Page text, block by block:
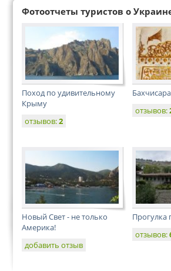
Фотоотчеты туристов о
Поход по удивительному
Крыму
отзывов:2
отзывов:
Новый Свет - не только
Америка!
добавить отзыв
Прогулка
отзывов: